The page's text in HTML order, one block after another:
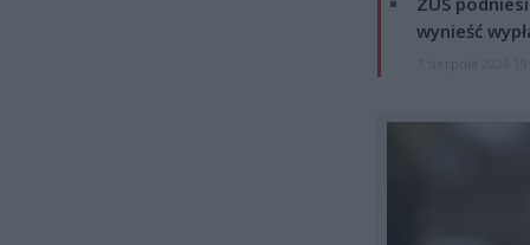
wynieść